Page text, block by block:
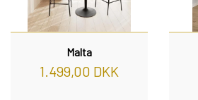
Malta
1.499,00 DKK